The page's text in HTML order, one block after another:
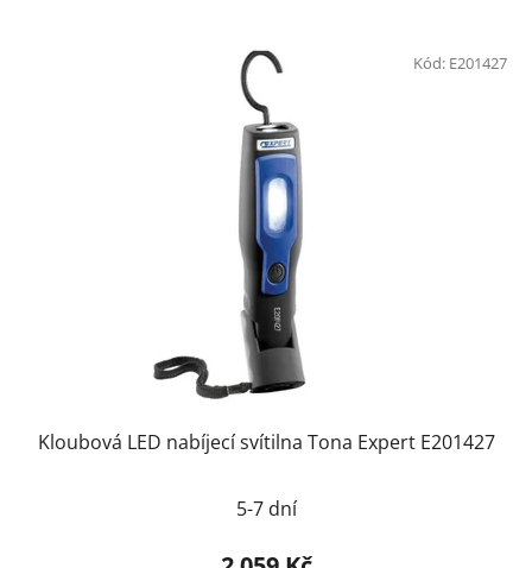
Kloubová LED nabíjecí svítilna Tona Expert E201427
hodnocení
produktu
5-7 dní
Kód: E201427